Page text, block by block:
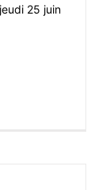
25 juin